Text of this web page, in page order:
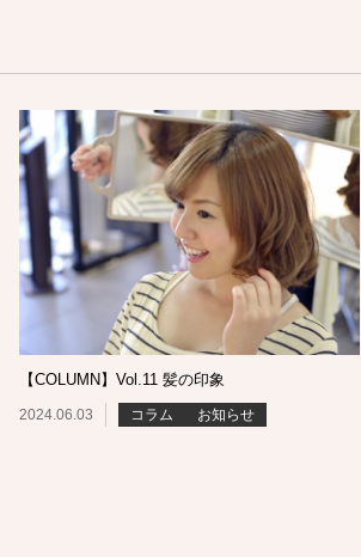
【COLUMN】Vol.11 髪の印象
2024.06.03 コラム お知らせ